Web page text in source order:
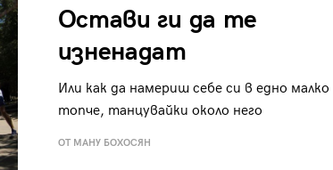
Остави ги да те
изненадат
Или как да намериш себе си в едно малко
топче, танцувайки около него
ОТ МАНУ БОХОСЯН